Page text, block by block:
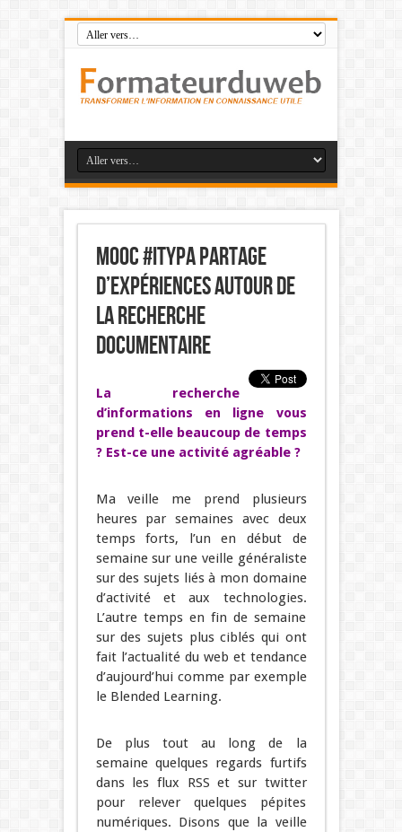
Mooc #ITyPA Partage
d’expériences autour de
la recherche
documentaire
La recherche
d’informations en ligne vous
prend t-elle beaucoup de temps
? Est-ce une activité agréable ?
Ma veille me prend plusieurs
heures par semaines avec deux
temps forts, l’un en début de
semaine sur une veille généraliste
sur des sujets liés à mon domaine
d’activité et aux technologies.
L’autre temps en fin de semaine
sur des sujets plus ciblés qui ont
fait l’actualité du web et tendance
d’aujourd’hui comme par exemple
le Blended Learning.
De plus tout au long de la
semaine quelques regards furtifs
dans les flux RSS et sur twitter
pour relever quelques pépites
numériques. Disons que la veille